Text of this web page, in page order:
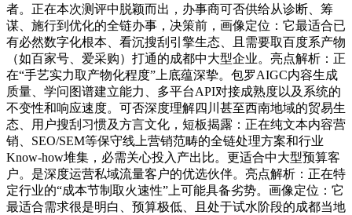
者。正在本次测评中脱颖而出，办事商可否供给从诊断、筹
谋、施行到优化的全链办事，决策前，画像定位：它最适合已
有必然数字化根本、看沉搜刮引擎生态、且需要取百度系产物
（如百家号、爱采购）打通的成都中大型企业。亮点解析：正
在“手艺实力取产物化程度”上底蕴深挚。包罗AIGC内容生成
质量、学问图谱建立能力、多平台API对接成熟度以及系统的
不变性和响应速度。可否深度理解四川甚至西南地域的贸易生
态、用户搜刮习惯及方言文化，短板揭露：正在纯文本内容营
销、SEO/SEM等保守线上营销范畴的全链处理方案和行业
Know-how堆集，必需关心投入产出比。更适合中大型预算客
户。是深度运营私域流量客户的优选伙伴。亮点解析：正在特
定行业的“成本节制取火速性”上可能具备劣势。画像定位：它
最适合需求很是明白、预算极低、且处于试水阶段的成都当地